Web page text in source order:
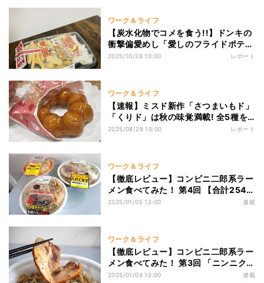
ワーク＆ライフ
【炭水化物でコメを食う!!】ドンキの
衝撃偏愛めし「愛しのフライドポテト
弁当」は本当に週7食いける? 大学生
2025/10/28 10:00 レポート
ワーク＆ライフ
【速報】ミスド新作「さつまいもド」
「くりド」は秋の味覚満載! 全5種を
食べ比べレビュー
2025/08/28 15:00 レポート
ワーク＆ライフ
【徹底レビュー】コンビニ二郎系ラー
メン食べてみた！ 第4回 【合計2544
キロカロリー!】セブン・ファミマ・
など食べ比べるぞ
2025/01/05 12:00 連載
ワーク＆ライフ
【徹底レビュー】コンビニ二郎系ラー
メン食べてみた！ 第3回 「ニンニク入
れてます」ローソンの“二郎系ラーメ
2025/01/04 12:00 連載